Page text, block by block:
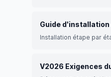
Guide
Installation étape par
V2026 Exigences